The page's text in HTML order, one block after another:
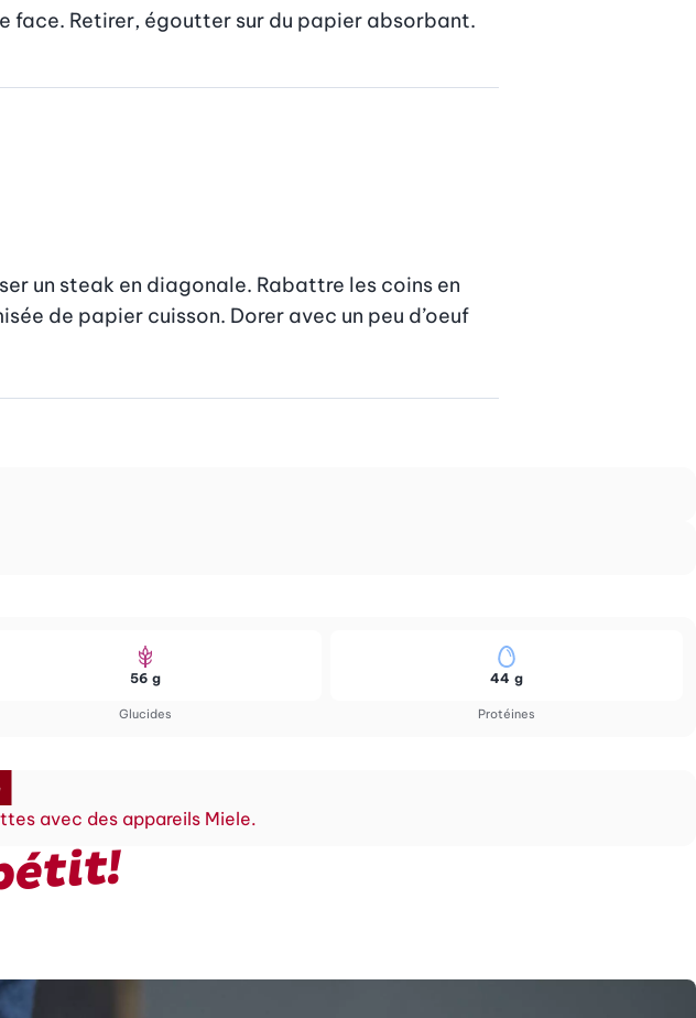
face. Retirer, égoutter sur du papier absorbant.
un steak en diagonale. Rabattre les coins en
de papier cuisson. Dorer avec un peu d’oeuf
Glucides
56 g
Protéines
44 g
avec des appareils Miele.